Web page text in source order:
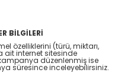
BİLGİLERİ
özelliklerini (türü, miktarı,
ait internet sitesinde
düzenlenmiş ise
süresince inceleyebilirsiniz.